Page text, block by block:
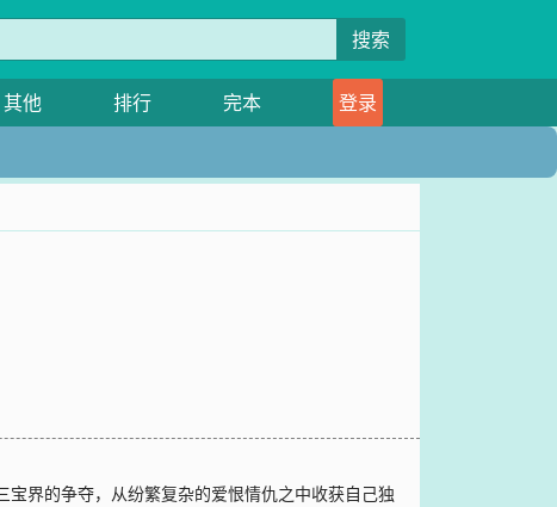
搜索
其他 排行 完本
登录
界的争夺，从纷繁复杂的爱恨情仇之中收获自己独